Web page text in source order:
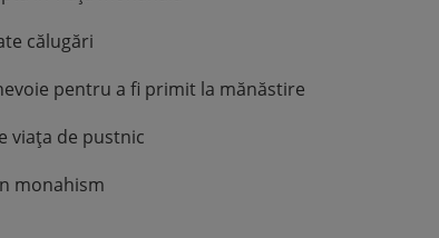
călugări
pentru a fi primit la mănăstire
viața de pustnic
monahism